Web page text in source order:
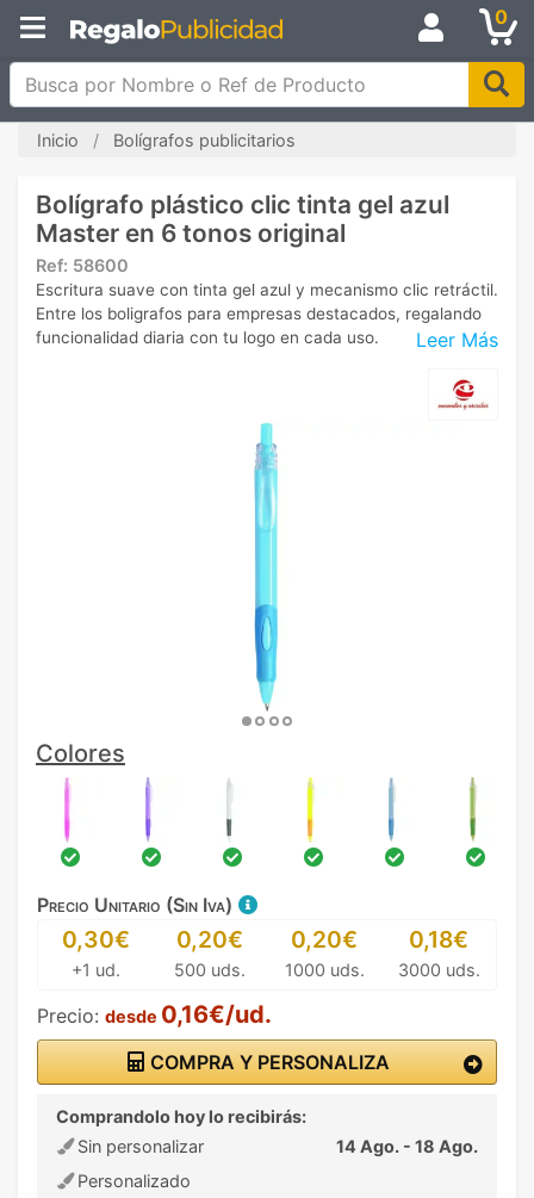
0
Busca por Nombre o Ref de Producto
Inicio Bolígrafos publicitarios
Bolígrafo plástico clic tinta gel azul
Master en 6 tonos original
Ref: 58600
Leer Más
Escritura suave con tinta gel azul y mecanismo clic retráctil.
Entre los boligrafos para empresas destacados, regalando
funcionalidad diaria con tu logo en cada uso.
Colores
Precio Unitario (Sin Iva)
0,30€
+1 ud.
0,20€
500 uds.
0,20€
1000 uds.
0,18€
3000 uds.
Precio: desde 0,16€/ud.
COMPRA Y PERSONALIZA
Comprandolo hoy lo recibirás:
Sin personalizar
14 Ago. - 18 Ago.
Personalizado